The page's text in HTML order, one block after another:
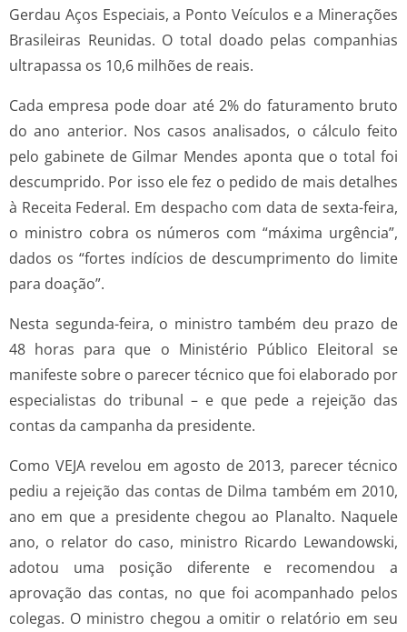
Gerdau Aços Especiais, a Ponto Veículos e a Minerações
Brasileiras Reunidas. O total doado pelas companhias
ultrapassa os 10,6 milhões de reais.
Cada empresa pode doar até 2% do faturamento bruto
do ano anterior. Nos casos analisados, o cálculo feito
pelo gabinete de Gilmar Mendes aponta que o total foi
descumprido. Por isso ele fez o pedido de mais detalhes
à Receita Federal. Em despacho com data de sexta-feira,
o ministro cobra os números com “máxima urgência”,
dados os “fortes indícios de descumprimento do limite
para doação”.
Nesta segunda-feira, o ministro também deu prazo de
48 horas para que o Ministério Público Eleitoral se
manifeste sobre o parecer técnico que foi elaborado por
especialistas do tribunal – e que pede a rejeição das
contas da campanha da presidente.
Como VEJA revelou em agosto de 2013, parecer técnico
pediu a rejeição das contas de Dilma também em 2010,
ano em que a presidente chegou ao Planalto. Naquele
ano, o relator do caso, ministro Ricardo Lewandowski,
adotou uma posição diferente e recomendou a
aprovação das contas, no que foi acompanhado pelos
colegas. O ministro chegou a omitir o relatório em seu